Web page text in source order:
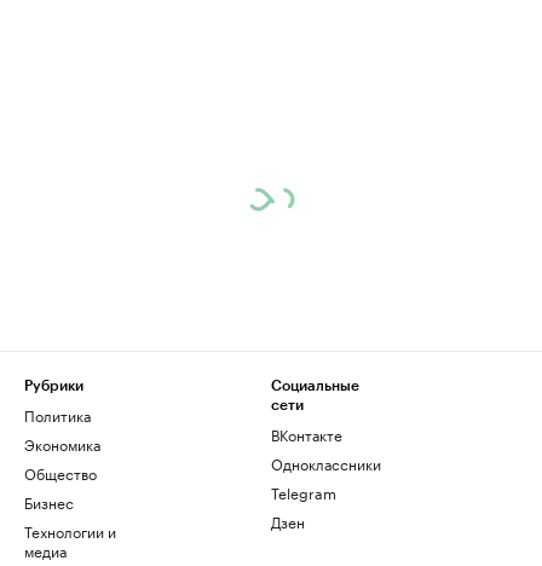
Рубрики
Политика
Экономика
Общество
Бизнес
Технологии и
медиа
Социальные
сети
ВКонтакте
Одноклассники
Telegram
Дзен